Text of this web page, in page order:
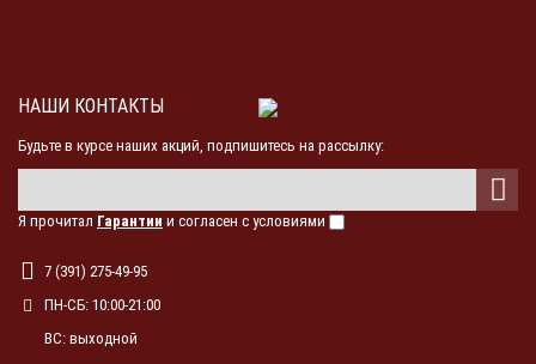
НАШИ КОНТАКТЫ
Будьте в курсе наших акций, подпишитесь на рассылку:
Я прочитал Гарантии и согласен с условиями
7 (391) 275-49-95
ПН-СБ: 10:00-21:00
ВС: выходной